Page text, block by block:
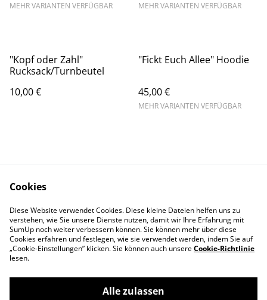
MEHR VARIANTEN VERFÜGBAR MEHR VARIANTEN VERFÜGBAR
"Kopf oder Zahl"
Rucksack/Turnbeutel
10,00 €
"Fickt Euch Allee" Hoodie
45,00 €
MEHR VARIANTEN VERFÜGBAR
Datenschutz
Cookie Einstellungen
Impressum
Cookies
Diese Website verwendet Cookies. Diese kleine Dateien helfen uns zu
verstehen, wie Sie unsere Dienste nutzen, damit wir Ihre Erfahrung mit
SumUp noch weiter verbessern können. Sie können mehr über diese
Cookies erfahren und festlegen, wie sie verwendet werden, indem Sie auf
„Cookie-Einstellungen” klicken. Sie können auch unsereCookie-Richtlinie
lesen.
Alle zulassen